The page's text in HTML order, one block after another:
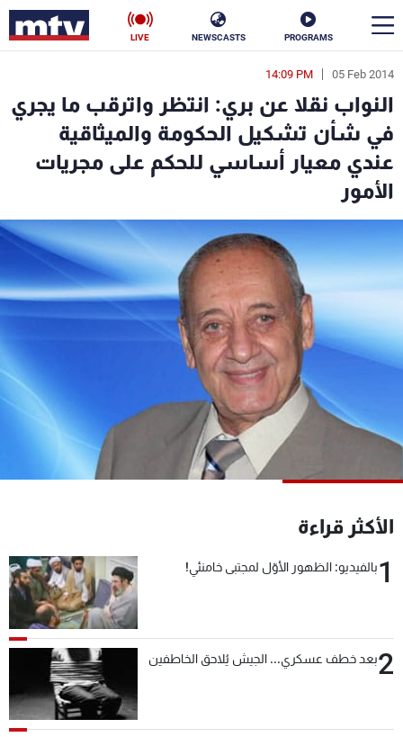
PROGRAMS
NEWSCASTS
LIVE
05 Feb 2014
14:09 PM
النواب نقلا عن بري: انتظر واترقب ما يجري
في شأن تشكيل الحكومة والميثاقية
عندي معيار أساسي للحكم على مجريات
اﻷمور
الأكثر قراءة
1بالفيديو: الظهور الأوّل لمجتبى خامنئي!
2بعد خطف عسكري... الجيش يُلاحق الخاطفين
en
الأخبار
سياسة ناس
إقتصاد
منوعات رياضة
كأس العالم
جدول البرامج
شاهد البرامج
الترددات
الإنـتـاج
سياسة الخصوصية